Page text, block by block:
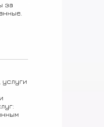
за
услуги